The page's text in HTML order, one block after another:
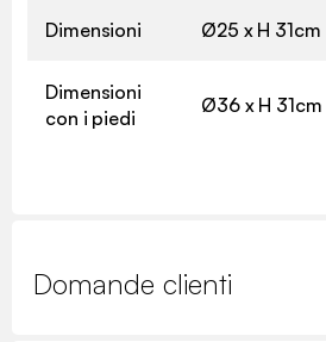
Dimensioni Ø25 x H 31cm
Dimensioni
con i piedi
Ø36 x H 31cm
Domande clienti